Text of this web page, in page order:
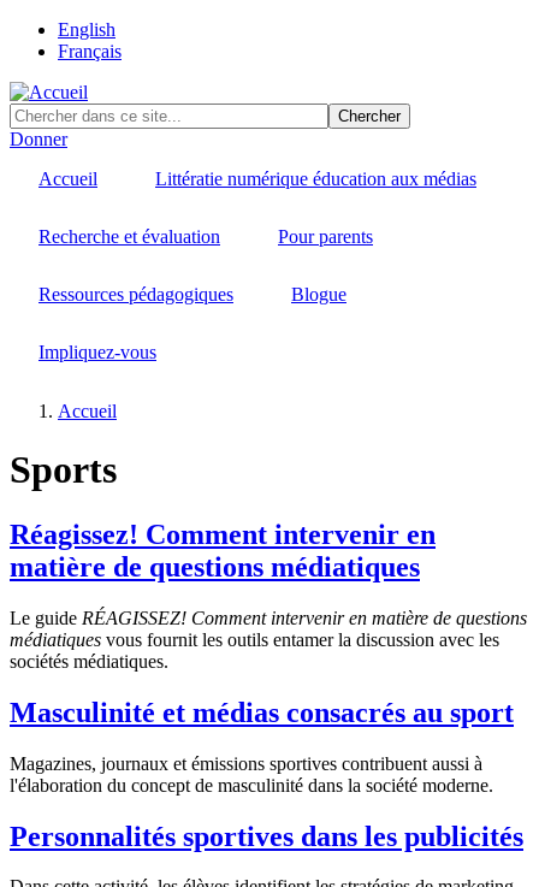
Skip
content
English
Français
Donner
Accueil
Littératie numérique éducation aux médias
Recherche et évaluation Pour parents
Ressources pédagogiques Blogue
Impliquez-vous
d'Ariane
Accueil
Sports
Réagissez! Comment intervenir en
matière de questions médiatiques
Le guide RÉAGISSEZ! Comment intervenir en matière de questions
médiatiques vous fournit les outils entamer la discussion avec les
sociétés médiatiques.
Masculinité et médias consacrés au sport
Magazines, journaux et émissions sportives contribuent aussi à
l'élaboration du concept de masculinité dans la société moderne.
Personnalités sportives dans les publicités